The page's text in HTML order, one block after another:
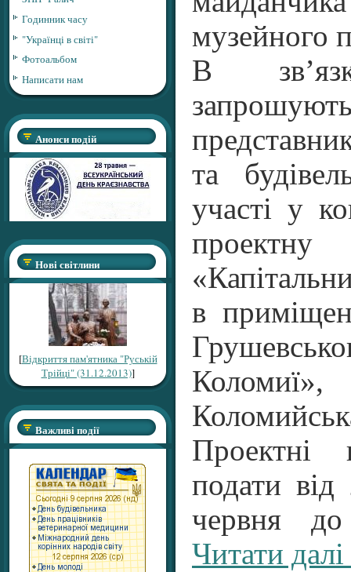
Годинник часу
"Українці в світі"
Фотоальбом
Написати нам
Анонси подій
Нові світлини
[Відкриття пам'ятника "Руській
Трійці" (31.12.2013)]
Важливі події
музейного
В
та
участі у
в
Коломиї»,
Проектні
подати
червня
Читати